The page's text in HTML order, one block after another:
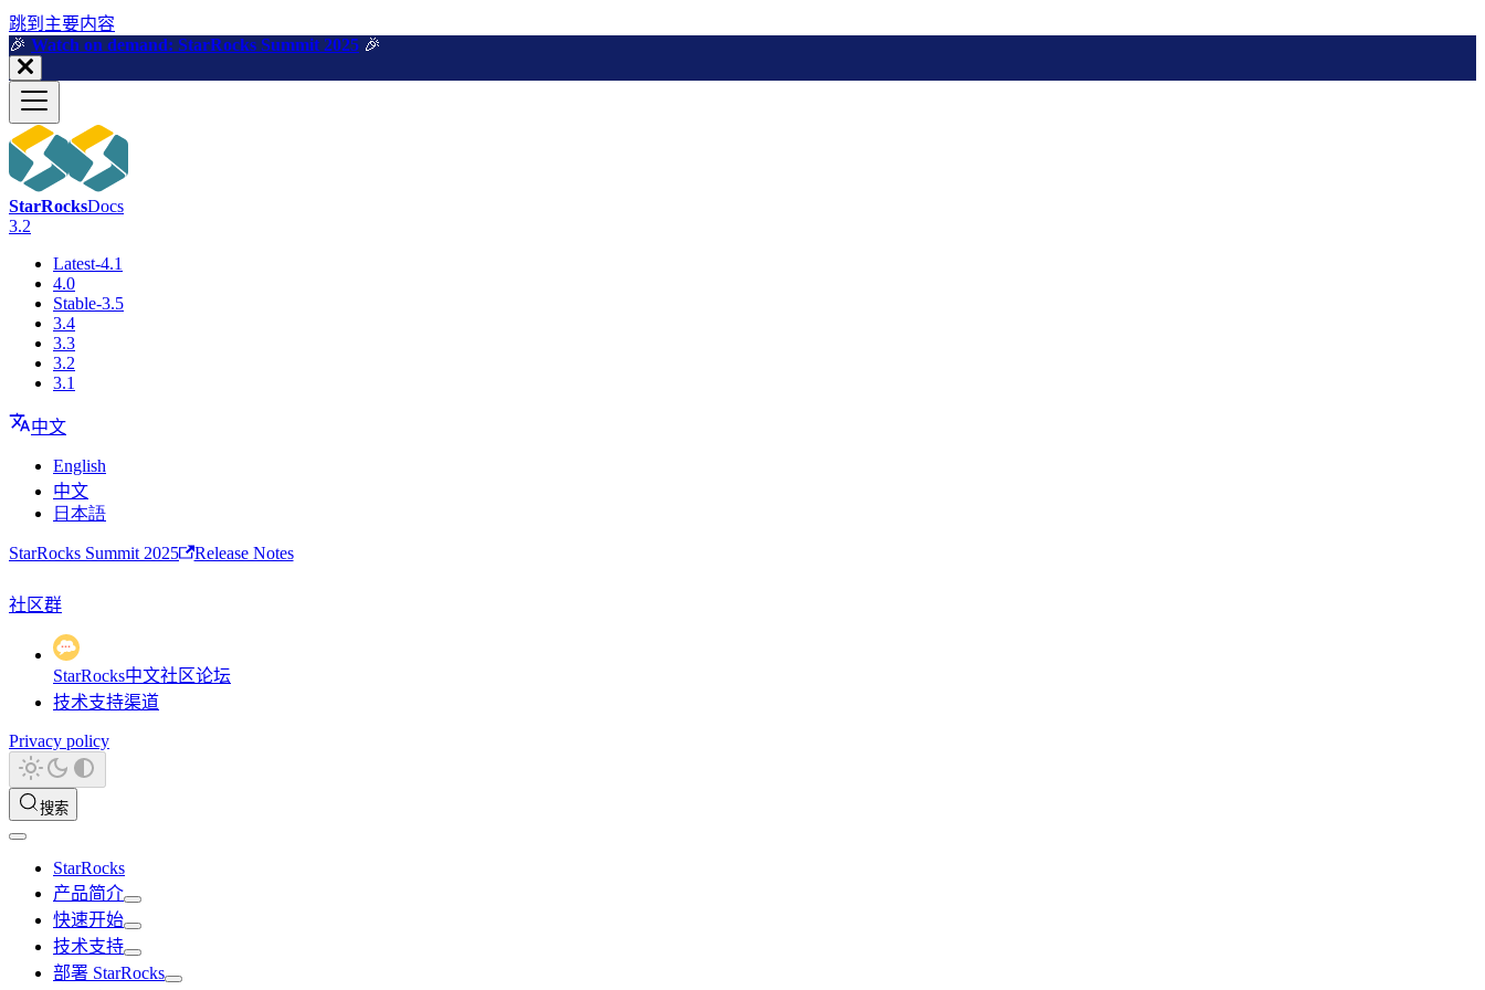
跳到主要内容
🎉️ Watch on demand: StarRocks Summit 2025 🎉️
StarRocksDocs
3.2
Latest-4.1
4.0
Stable-3.5
3.4
3.3
3.2
3.1
中文
English
中文
日本語
StarRocks Summit 2025 Release Notes
社区群
StarRocks中文社区论坛
技术支持渠道
Privacy policy
搜索
StarRocks
产品简介
快速开始
技术支持
部署 StarRocks